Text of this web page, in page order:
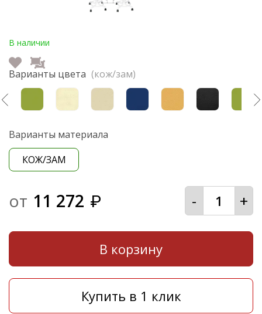
В наличии
Варианты цвета (кож/зам)
Варианты материала
КОЖ/ЗАМ
от 11 272 ₽ - +
В корзину
Купить в 1 клик